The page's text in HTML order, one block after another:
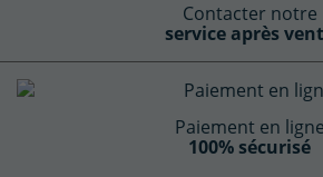
Contacter notre
service après
Paiement en ligne
100% sécurisé